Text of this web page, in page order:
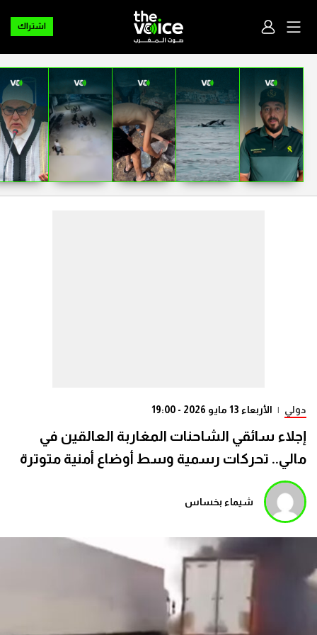
اشتراك
دولي | الأربعاء 13 مايو 2026 - 19:00
إجلاء سائقي الشاحنات المغاربة العالقين في
مالي.. تحركات رسمية وسط أوضاع أمنية متوترة
شيماء بخساس